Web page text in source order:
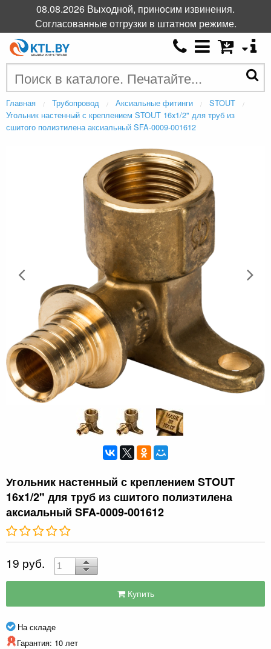
Главная Трубопровод Аксиальные фитинги
STOUT
Угольник настенный с креплением STOUT 16x1/2" для труб из
сшитого полиэтилена аксиальный SFA-0009-001612
Угольник настенный с креплением STOUT
16x1/2" для труб из сшитого полиэтилена
аксиальный SFA-0009-001612
19 руб.
Купить
На складе
Гарантия: 10 лет
08.08.2026 Выходной, приносим извинения.
Согласованные отгрузки в штатном режиме.